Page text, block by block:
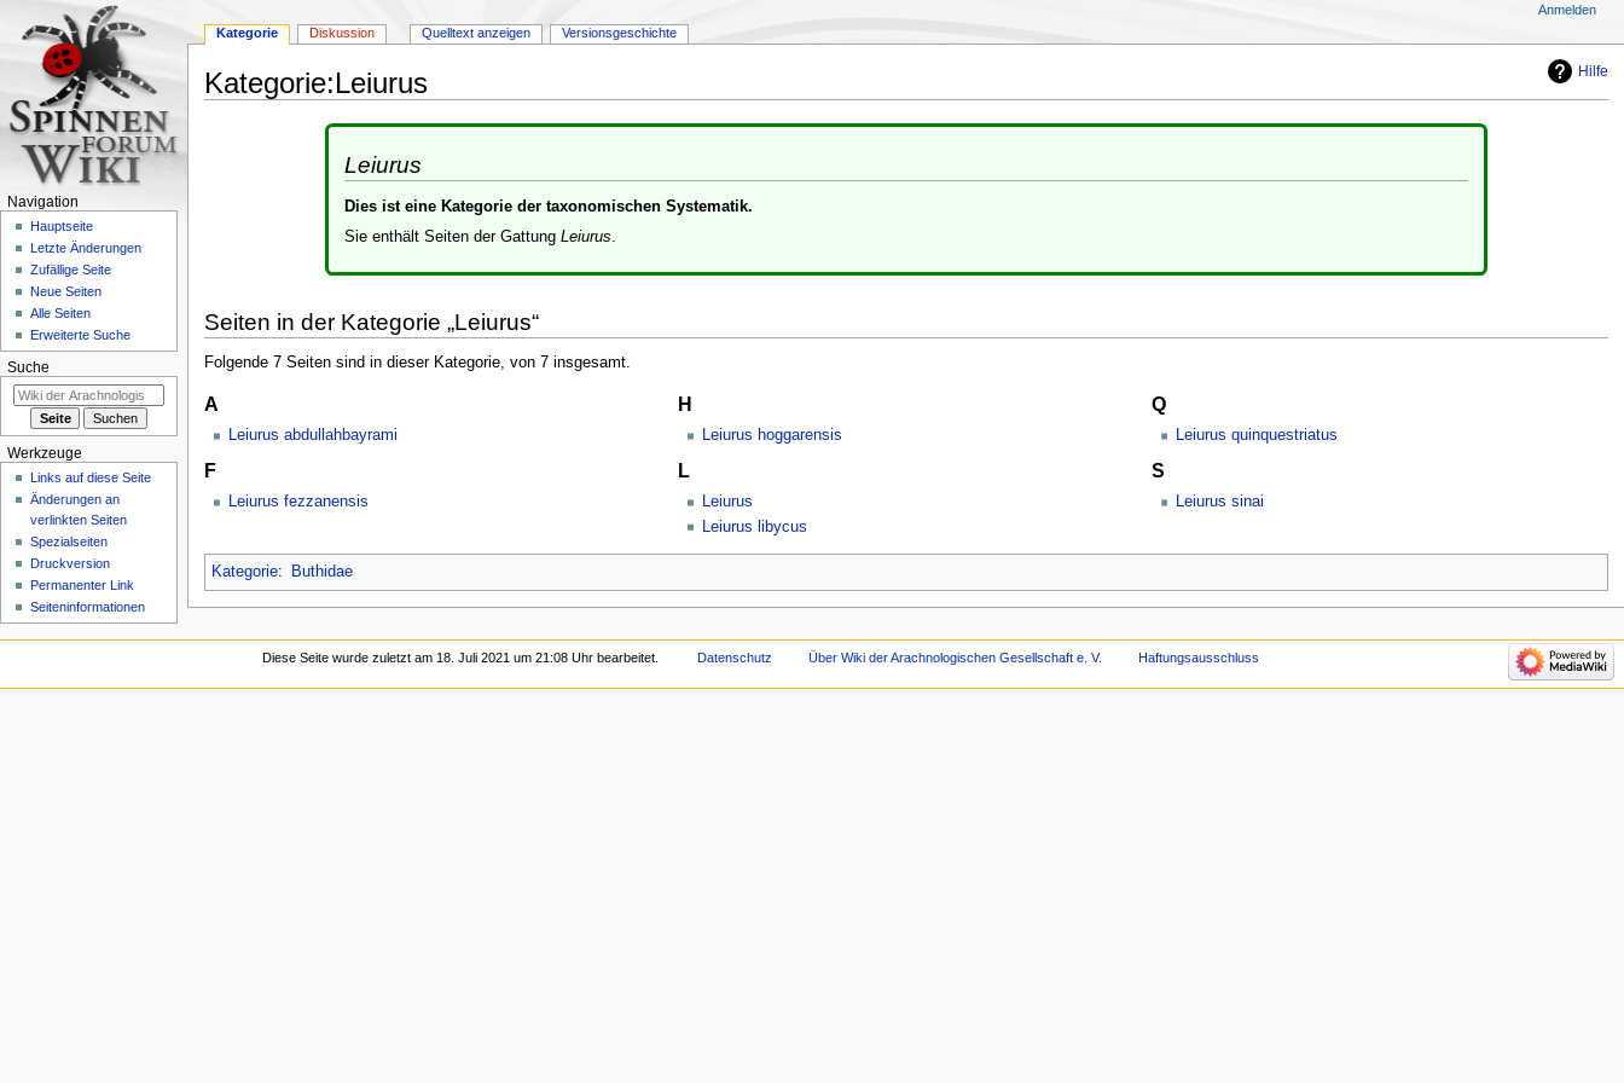
Hilfe
Kategorie:Leiurus
Leiurus
Dies ist eine Kategorie der taxonomischen Systematik.
Sie enthält Seiten der Gattung Leiurus.
Seiten in der Kategorie „Leiurus“
Folgende 7 Seiten sind in dieser Kategorie, von 7 insgesamt.
A
Leiurus abdullahbayrami
F
Leiurus fezzanensis
H
Leiurus hoggarensis
L
Leiurus
Leiurus libycus
Q
Leiurus quinquestriatus
S
Leiurus sinai
Kategorie: Buthidae
Kategorie Diskussion Quelltext anzeigen Versionsgeschichte
Anmelden
Navigation
Hauptseite
Letzte Änderungen
Zufällige Seite
Neue Seiten
Alle Seiten
Erweiterte Suche
Suche
Werkzeuge
Links auf diese Seite
Änderungen an
verlinkten Seiten
Spezialseiten
Druckversion
Permanenter Link
Seiten­­informationen
Diese Seite wurde zuletzt am 18. Juli 2021 um 21:08 Uhr bearbeitet. Datenschutz Über Wiki der Arachnologischen Gesellschaft e. V. Haftungsausschluss